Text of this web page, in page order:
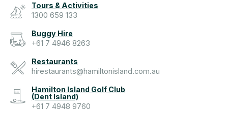
Tours & Activities
1300 659 133
Buggy Hire
+61 7 4946 8263
Restaurants
hirestaurants@hamiltonisland.com.au
Hamilton Island Golf Club
(Dent Island)
+61 7 4948 9760